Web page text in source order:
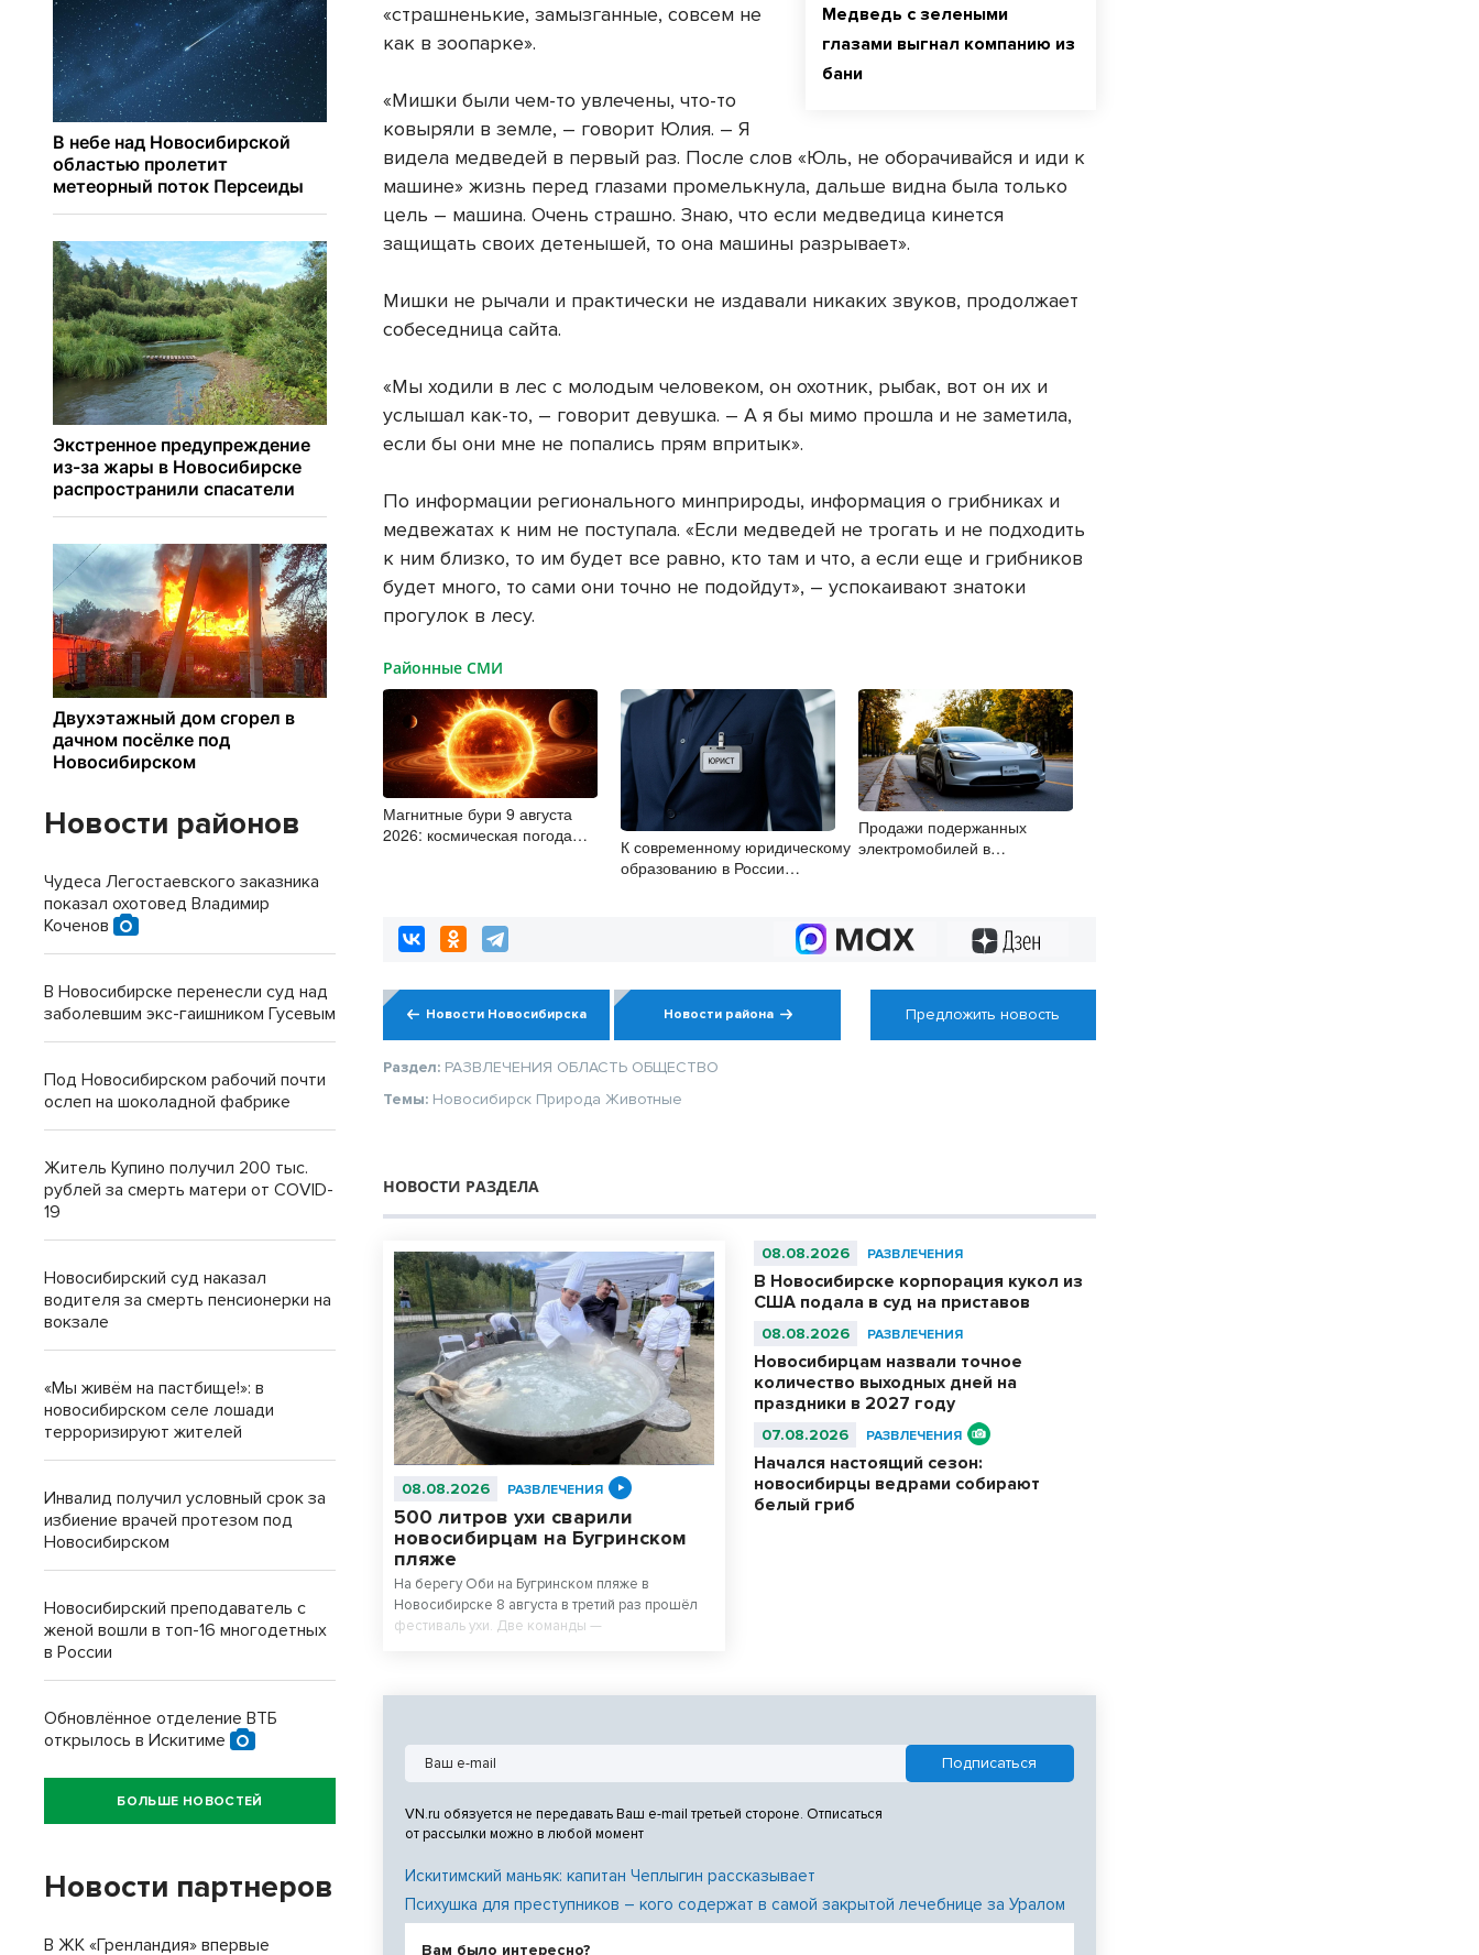
Медведь с зелеными
глазами выгнал компанию из
бани
«страшненькие, замызганные, совсем не
как в зоопарке».
«Мишки были чем-то увлечены, что-то
ковыряли в земле, – говорит Юлия. – Я
видела медведей в первый раз. После слов «Юль, не оборачивайся и иди к
машине» жизнь перед глазами промелькнула, дальше видна была только
цель – машина. Очень страшно. Знаю, что если медведица кинется
защищать своих детенышей, то она машины разрывает».
Мишки не рычали и практически не издавали никаких звуков, продолжает
собеседница сайта.
«Мы ходили в лес с молодым человеком, он охотник, рыбак, вот он их и
услышал как-то, – говорит девушка. – А я бы мимо прошла и не заметила,
если бы они мне не попались прям впритык».
По информации регионального минприроды, информация о грибниках и
медвежатах к ним не поступала. «Если медведей не трогать и не подходить
к ним близко, то им будет все равно, кто там и что, а если еще и грибников
будет много, то сами они точно не подойдут», – успокаивают знатоки
прогулок в лесу.
Районные СМИ
Магнитные бури 9 августа
2026: космическая погода
К современному юридическому
образованию в России
Продажи подержанных
электромобилей в
Новости Новосибирска Новости района Предложить новость
Раздел: РАЗВЛЕЧЕНИЯ ОБЛАСТЬ ОБЩЕСТВО
Темы: Новосибирск Природа Животные
НОВОСТИ РАЗДЕЛА
08.08.2026 РАЗВЛЕЧЕНИЯ
500 литров ухи сварили
новосибирцам на Бугринском
пляже
На берегу Оби на Бугринском пляже в
Новосибирске 8 августа в третий раз прошёл
фестиваль ухи. Две команды —
не ушел никто.
08.08.2026 РАЗВЛЕЧЕНИЯ
В Новосибирске корпорация кукол из
США подала в суд на приставов
08.08.2026 РАЗВЛЕЧЕНИЯ
Новосибирцам назвали точное
количество выходных дней на
праздники в 2027 году
07.08.2026 РАЗВЛЕЧЕНИЯ
Начался настоящий сезон:
новосибирцы ведрами собирают
белый гриб
VN.ru обязуется не передавать Ваш e-mail третьей стороне. Отписаться
от рассылки можно в любой момент
Искитимский маньяк: капитан Чеплыгин рассказывает
Психушка для преступников – кого содержат в самой закрытой лечебнице за Уралом
Вам было интересно?
Новости районов
Чудеса Легостаевского заказника
показал охотовед Владимир
Коченов
В Новосибирске перенесли суд над
заболевшим экс-гаишником Гусевым
Под Новосибирском рабочий почти
ослеп на шоколадной фабрике
Житель Купино получил 200 тыс.
рублей за смерть матери от COVID-
19
Новосибирский суд наказал
водителя за смерть пенсионерки на
вокзале
«Мы живём на пастбище!»: в
новосибирском селе лошади
терроризируют жителей
Инвалид получил условный срок за
избиение врачей протезом под
Новосибирском
Новосибирский преподаватель с
женой вошли в топ-16 многодетных
в России
Обновлённое отделение ВТБ
открылось в Искитиме
БОЛЬШЕ НОВОСТЕЙ
Новости партнеров
В ЖК «Гренландия» впервые